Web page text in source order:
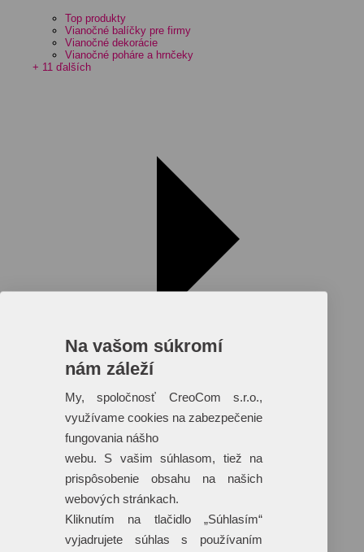
Top produkty
Vianočné balíčky pre firmy
Vianočné dekorácie
Vianočné poháre a hrnčeky
+ 11 ďalších
Reklamné predmety s plnofarebnou
potlačou
Dáždniky
Tašky
Hračky
+ 17 ďalších
Na vašom súkromí
nám záleží
My, spoločnosť CreoCom s.r.o.,
využívame cookies na zabezpečenie
fungovania nášho
webu. S vašim súhlasom, tiež na
prispôsobenie obsahu na našich
webových stránkach.
Kliknutím na tlačidlo „Súhlasím“
vyjadrujete súhlas s používaním